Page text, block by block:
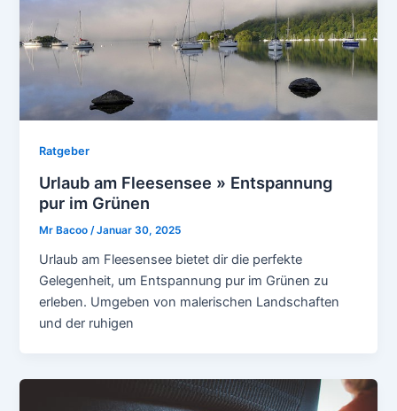
Ratgeber
Urlaub am Fleesensee » Entspannung
pur im Grünen
Mr Bacoo /Januar 30, 2025
Urlaub am Fleesensee bietet dir die perfekte
Gelegenheit, um Entspannung pur im Grünen zu
erleben. Umgeben von malerischen Landschaften
und der ruhigen